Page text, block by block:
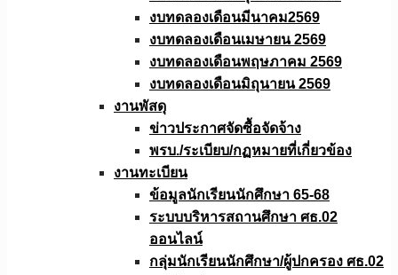
งบทดลองเดือนมีนาคม2569
งบทดลองเดือนเมษายน 2569
งบทดลองเดือนพฤษภาคม 2569
งบทดลองเดือนมิถุนายน 2569
งานพัสดุ
ข่าวประกาศจัดซื้อจัดจ้าง
พรบ./ระเบียบ/กฏหมายที่เกี่ยวข้อง
งานทะเบียน
ข้อมูลนักเรียนนักศึกษา 65-68
ระบบบริหารสถานศึกษา ศธ.02
ออนไลน์
กลุ่มนักเรียนนักศึกษา/ผู้ปกครอง ศธ.02